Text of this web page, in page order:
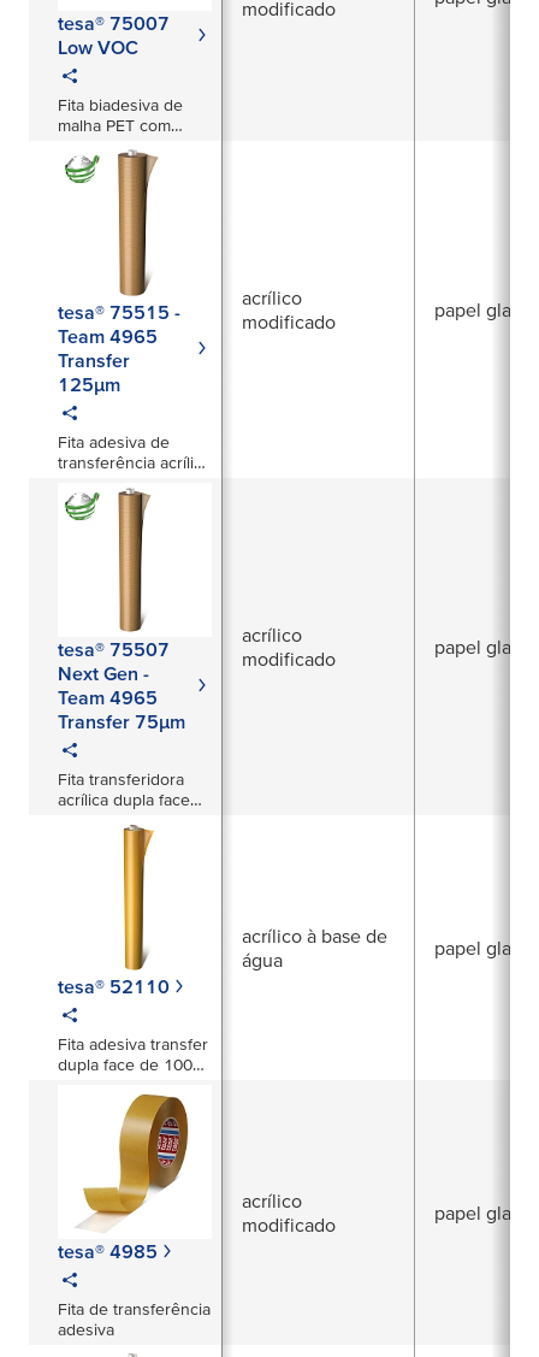
tesa® 75007
Low VOC
Fita biadesiva de
malha PET com
adesivo acrílico
aderente de 75 µm
para aplicações de
montagem e
laminação em
interiores de
automóveis
modificado
tesa® 75515 -
Team 4965
Transfer
125µm
Fita adesiva de
transferência acrílica
de dupla face,
tackificada, 125μm
acrílico
modificado
papel
tesa® 75507
Next Gen -
Team 4965
Transfer 75µm
Fita transferidora
acrílica dupla face
tackificada de 75μm
acrílico
modificado
papel
tesa® 52110
Fita adesiva transfer
dupla face de 100
de laminação e
conversão
acrílico à base de
água
papel
tesa® 4985
Fita de transferência
adesiva
acrílico
modificado
papel